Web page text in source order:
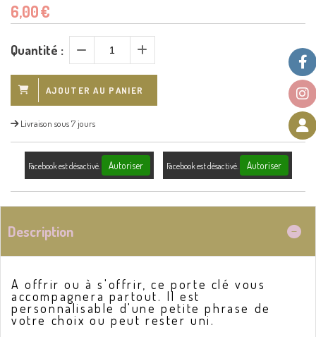
6,00€
Quantité :
AJOUTER AU PANIER
Livraison sous 7 jours
Facebook est désactivé. Autoriser Facebook est désactivé. Autoriser
Description
A offrir ou à s'offrir, ce porte clé vous
accompagnera partout. Il est
personnalisable d'une petite phrase de
votre choix ou peut rester uni.